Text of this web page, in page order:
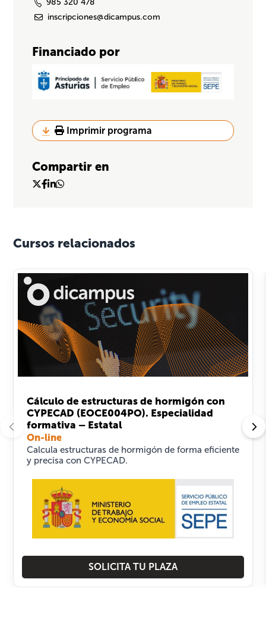
985 320 478
inscripciones@dicampus.com
Financiado por
Imprimir programa
Compartir en
Cursos relacionados
Cálculo de estructuras de hormigón con
CYPECAD (EOCE004PO). Especialidad
formativa – Estatal
On-line
Calcula estructuras de hormigón de forma eficiente
y precisa con CYPECAD.
SOLICITA TU PLAZA